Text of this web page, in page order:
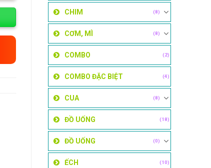
CHIM (8)
CƠM, MÌ (8)
COMBO (2)
COMBO ĐẶC BIỆT (4)
CUA (8)
ĐỒ UỐNG (18)
ĐỒ UỐNG (0)
ẾCH (10)